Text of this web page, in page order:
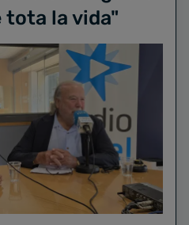
tota la vida"